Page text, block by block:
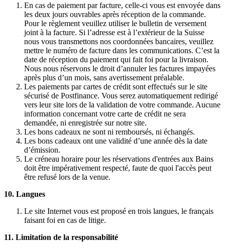
En cas de paiement par facture, celle-ci vous est envoyée dans
les deux jours ouvrables après réception de la commande.
Pour le règlement veuillez utiliser le bulletin de versement
joint à la facture. Si l’adresse est à l’extérieur de la Suisse
nous vous transmettons nos coordonnées bancaires, veuillez
mettre le numéro de facture dans les communications. C’est la
date de réception du paiement qui fait foi pour la livraison.
Nous nous réservons le droit d’annuler les factures impayées
après plus d’un mois, sans avertissement préalable.
Les paiements par cartes de crédit sont effectués sur le site
sécurisé de Postfinance. Vous serez automatiquement redirigé
vers leur site lors de la validation de votre commande. Aucune
information concernant votre carte de crédit ne sera
demandée, ni enregistrée sur notre site.
Les bons cadeaux ne sont ni remboursés, ni échangés.
Les bons cadeaux ont une validité d’une année dès la date
d’émission.
Le créneau horaire pour les réservations d'entrées aux Bains
doit être impérativement respecté, faute de quoi l'accès peut
être refusé lors de la venue.
10. Langues
Le site Internet vous est proposé en trois langues, le français
faisant foi en cas de litige.
11. Limitation de la responsabilité